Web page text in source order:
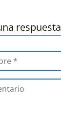
respuesta